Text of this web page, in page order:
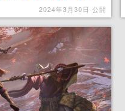
』や『SEKIRO（隻
ど豪華ラインナップ
2024年3月30日 公開